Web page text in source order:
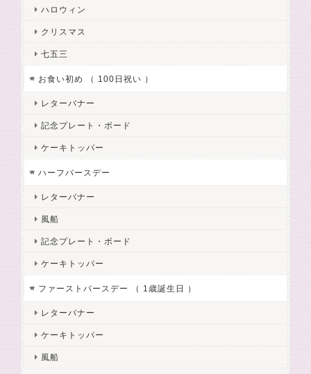
ハロウィン
クリスマス
七五三
お食い初め （ 100日祝い ）
レターバナー
記念プレート・ボード
ケーキトッパー
ハーフバースデー
レターバナー
風船
記念プレート・ボード
ケーキトッパー
ファーストバースデー （ 1歳誕生日 ）
レターバナー
ケーキトッパー
風船